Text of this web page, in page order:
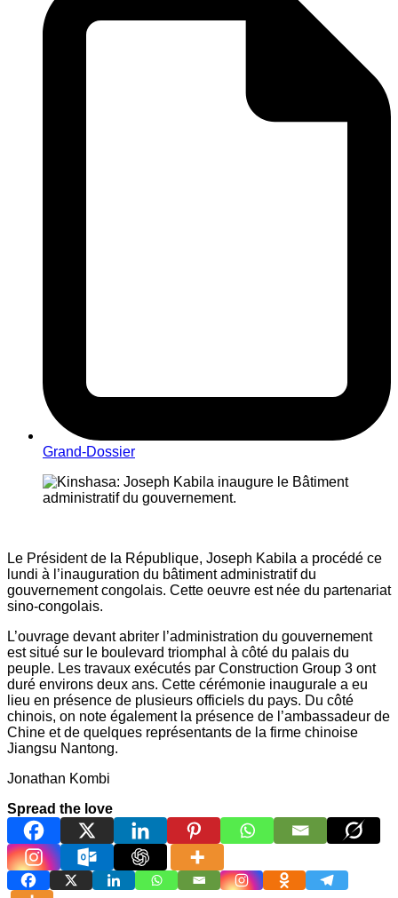
Grand-Dossier
Le Président de la République, Joseph Kabila a procédé ce
lundi à l’inauguration du bâtiment administratif du
gouvernement congolais. Cette oeuvre est née du partenariat
sino-congolais.
L’ouvrage devant abriter l’administration du gouvernement
est situé sur le boulevard triomphal à côté du palais du
peuple. Les travaux exécutés par Construction Group 3 ont
duré environs deux ans. Cette cérémonie inaugurale a eu
lieu en présence de plusieurs officiels du pays. Du côté
chinois, on note également la présence de l’ambassadeur de
Chine et de quelques représentants de la firme chinoise
Jiangsu Nantong.
Jonathan Kombi
Spread the love